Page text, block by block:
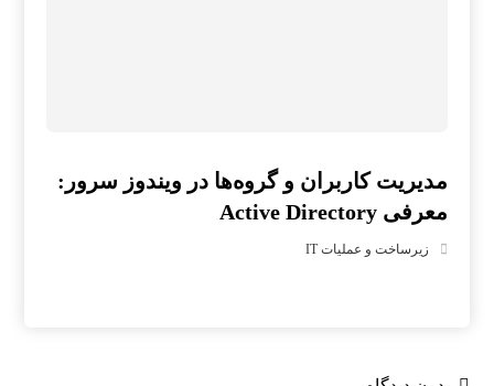
مدیریت کاربران و گروه‌ها در ویندوز سرور:
معرفی Active Directory
زیرساخت و عملیات IT